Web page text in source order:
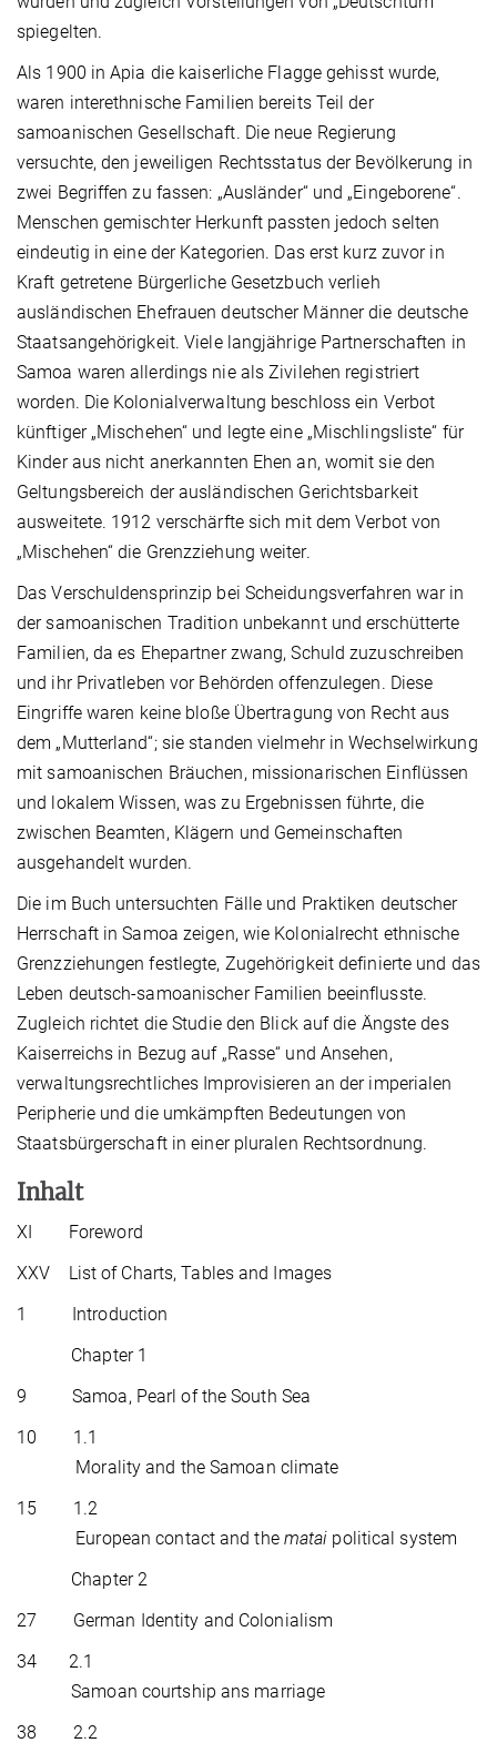
spiegelten.
Als 1900 in Apia die kaiserliche Flagge gehisst wurde,
waren interethnische Familien bereits Teil der
samoanischen Gesellschaft. Die neue Regierung
versuchte, den jeweiligen Rechtsstatus der Bevölkerung in
zwei Begriffen zu fassen: „Ausländer“ und „Eingeborene“.
Menschen gemischter Herkunft passten jedoch selten
eindeutig in eine der Kategorien. Das erst kurz zuvor in
Kraft getretene Bürgerliche Gesetzbuch verlieh
ausländischen Ehefrauen deutscher Männer die deutsche
Staatsangehörigkeit. Viele langjährige Partnerschaften in
Samoa waren allerdings nie als Zivilehen registriert
worden. Die Kolonialverwaltung beschloss ein Verbot
künftiger „Mischehen“ und legte eine „Mischlingsliste“ für
Kinder aus nicht anerkannten Ehen an, womit sie den
Geltungsbereich der ausländischen Gerichtsbarkeit
ausweitete. 1912 verschärfte sich mit dem Verbot von
„Mischehen“ die Grenzziehung weiter.
Das Verschuldensprinzip bei Scheidungsverfahren war in
der samoanischen Tradition unbekannt und erschütterte
Familien, da es Ehepartner zwang, Schuld zuzuschreiben
und ihr Privatleben vor Behörden offenzulegen. Diese
Eingriffe waren keine bloße Übertragung von Recht aus
dem „Mutterland“; sie standen vielmehr in Wechselwirkung
mit samoanischen Bräuchen, missionarischen Einflüssen
und lokalem Wissen, was zu Ergebnissen führte, die
zwischen Beamten, Klägern und Gemeinschaften
ausgehandelt wurden.
Die im Buch untersuchten Fälle und Praktiken deutscher
Herrschaft in Samoa zeigen, wie Kolonialrecht ethnische
Grenzziehungen festlegte, Zugehörigkeit definierte und das
Leben deutsch-samoanischer Familien beeinflusste.
Zugleich richtet die Studie den Blick auf die Ängste des
Kaiserreichs in Bezug auf „Rasse“ und Ansehen,
verwaltungsrechtliches Improvisieren an der imperialen
Peripherie und die umkämpften Bedeutungen von
Staatsbürgerschaft in einer pluralen Rechtsordnung.
Inhalt
XI Foreword
XXV List of Charts, Tables and Images
1 Introduction
Chapter 1
9 Samoa, Pearl of the South Sea
10 1.1
Morality and the Samoan climate
15 1.2
European contact and the matai political system
Chapter 2
27 German Identity and Colonialism
34 2.1
Samoan courtship ans marriage
38 2.2